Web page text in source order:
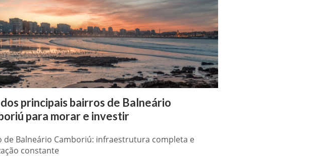
principais bairros de Balneário
para morar e investir
de Balneário Camboriú: infraestrutura completa e
constante